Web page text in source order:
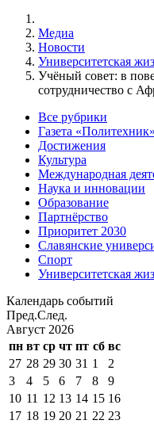
Медиа
Новости
Университетская
Учёный совет: в
сотрудничество с
Все рубрики
Газета «Политехник»
Достижения
Культура
Международная
Наука и инновации
Образование
Партнёрство
Приоритет 2030
Славянские
Спорт
Университетская
Календарь событий
Пред.След.
Август 2026
пн вт ср чт пт сб вс
27 28 29 30 31 1
2
3
4 5 6 7 8
9
10 11 12 13 14 15 16
17 18 19 20 21 22 23